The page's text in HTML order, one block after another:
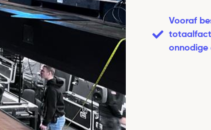
Vooraf
onnodige